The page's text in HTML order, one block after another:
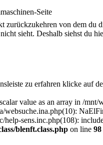
Seite
zurückzukehren von dem du
sieht. Deshalb siehst
zu erfahren klicke auf
value as an array in /
websuche.ina.php(10):
help-sens.inc.php(108):
blenft.class.php on line 98